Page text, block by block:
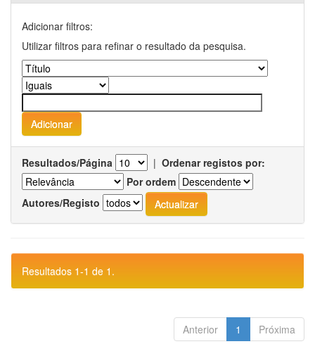
Adicionar filtros:
Utilizar filtros para refinar o resultado da pesquisa.
Resultados/Página | Ordenar registos por:
Por ordem
Autores/Registo
Resultados 1-1 de 1.
Anterior 1 Próxima